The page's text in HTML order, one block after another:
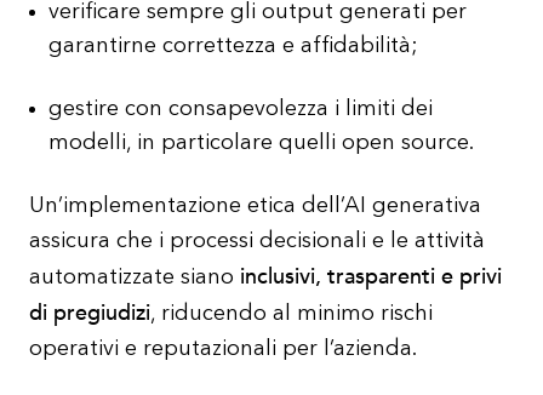
verificare sempre gli output generati per
garantirne correttezza e affidabilità;
gestire con consapevolezza i limiti dei
modelli, in particolare quelli open source.
Un’implementazione etica dell’AI generativa
assicura che i processi decisionali e le attività
automatizzate siano inclusivi, trasparenti e privi
di pregiudizi, riducendo al minimo rischi
operativi e reputazionali per l’azienda.